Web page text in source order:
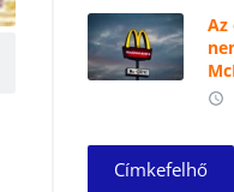
Az
access_time
Címkefelhő